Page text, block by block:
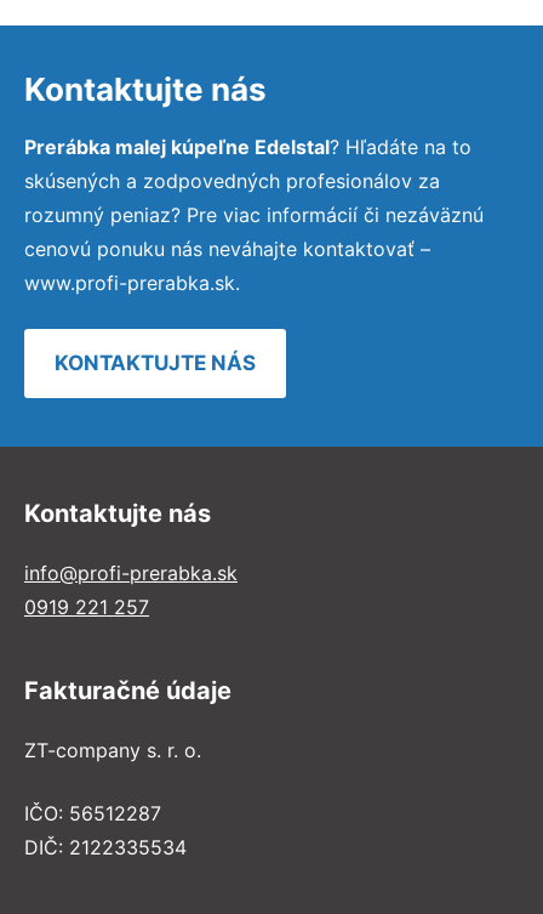
Kontaktujte nás
Prerábka malej kúpeľne Edelstal? Hľadáte na to
skúsených a zodpovedných profesionálov za
rozumný peniaz? Pre viac informácií či nezáväznú
cenovú ponuku nás neváhajte kontaktovať –
www.profi-prerabka.sk.
KONTAKTUJTE NÁS
Kontaktujte nás
info@profi-prerabka.sk
0919 221 257
Fakturačné údaje
ZT-company s. r. o.
IČO: 56512287
DIČ: 2122335534